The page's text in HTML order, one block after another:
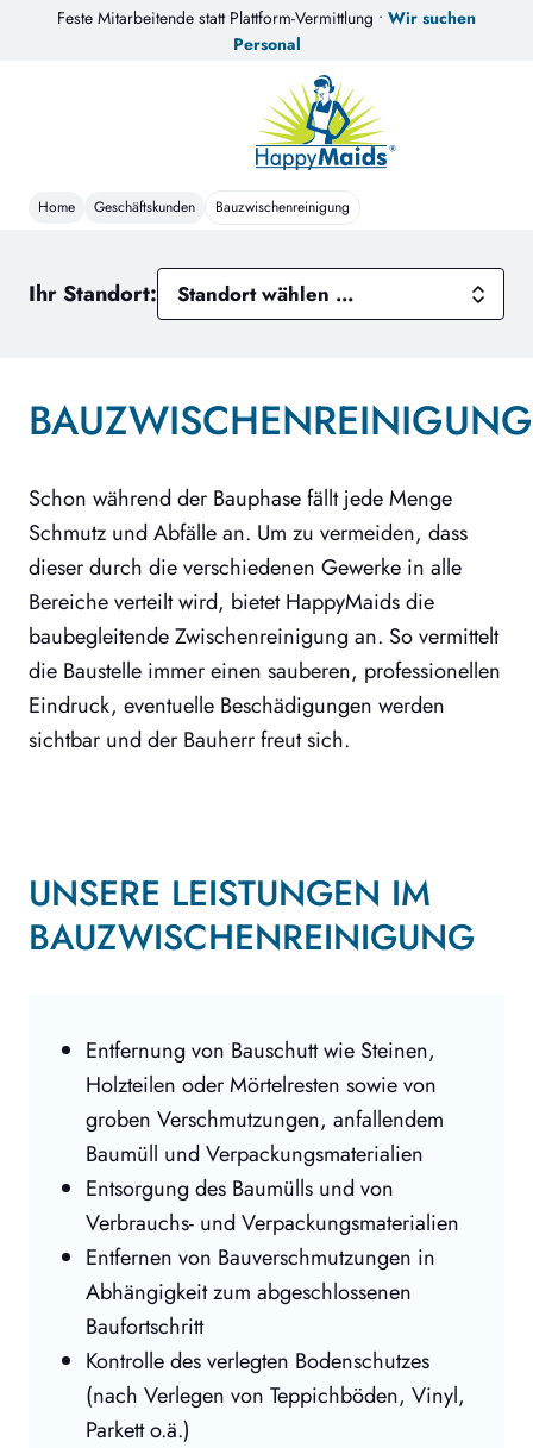
Feste Mitarbeitende statt Plattform-Vermittlung • Wir suchen
Personal
Home Geschäftskunden Bauzwischenreinigung
Ihr Standort:
BAUZWISCHENREINIGUNG
Schon während der Bauphase fällt jede Menge
Schmutz und Abfälle an. Um zu vermeiden, dass
dieser durch die verschiedenen Gewerke in alle
Bereiche verteilt wird, bietet HappyMaids die
baubegleitende Zwischenreinigung an. So vermittelt
die Baustelle immer einen sauberen, professionellen
Eindruck, eventuelle Beschädigungen werden
sichtbar und der Bauherr freut sich.
UNSERE LEISTUNGEN IM
BAUZWISCHENREINIGUNG
Entfernung von Bauschutt wie Steinen,
Holzteilen oder Mörtelresten sowie von
groben Verschmutzungen, anfallendem
Baumüll und Verpackungsmaterialien
Entsorgung des Baumülls und von
Verbrauchs- und Verpackungsmaterialien
Entfernen von Bauverschmutzungen in
Abhängigkeit zum abgeschlossenen
Baufortschritt
Kontrolle des verlegten Bodenschutzes
(nach Verlegen von Teppichböden, Vinyl,
Parkett o.ä.)